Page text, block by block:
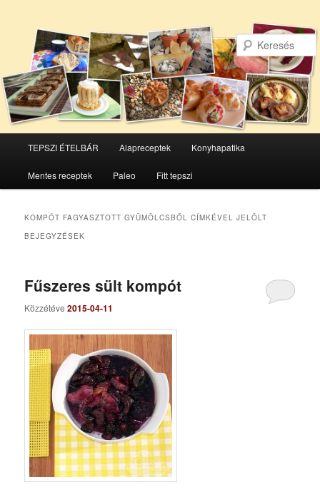
Tovább
az
elsődleges
tartalomra
Tovább
a
másodlagos
tartalomra
TEPSZI ÉTELBÁR Alapreceptek Konyhapatika
Mentes receptek Paleo Fitt tepszi
KOMPÓT FAGYASZTOTT GYÜMÖLCSBŐL CÍMKÉVEL JELÖLT
BEJEGYZÉSEK
Fűszeres sült kompót
Közzétéve2015-04-11